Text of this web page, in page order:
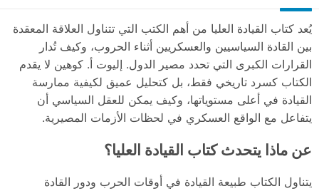
يُعد كتاب القيادة العليا من أهم الكتب التي تتناول العلاقة المعقدة
بين القادة السياسيين والعسكريين أثناء الحروب، وكيف تُدار
القرارات الكبرى التي تحدد مصير الدول. إليوت أ. كوهين لا يقدم
الكتاب كسرد تاريخي فقط، بل كتحليل عميق لكيفية ممارسة
القيادة في أعلى مستوياتها، وكيف يمكن للعقل السياسي أن
يتفاعل مع الواقع العسكري في لحظات الأزمات المصيرية.
عن ماذا يتحدث كتاب القيادة العليا؟
يتناول الكتاب طبيعة القيادة في أوقات الحرب ودور القادة